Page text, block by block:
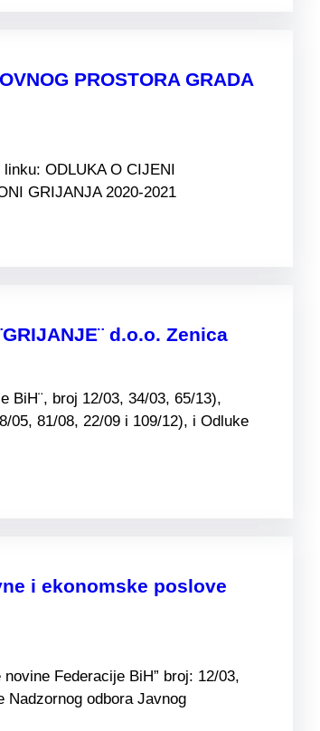
PROSTORA GRADA
ODLUKA O CIJENI
GRIJANJA 2020-2021
d.o.o. Zenica
BiH¨, broj 12/03, 34/03, 65/13),
05, 81/08, 22/09 i 109/12), i Odluke
i ekonomske poslove
Federacije BiH” broj: 12/03,
Nadzornog odbora Javnog